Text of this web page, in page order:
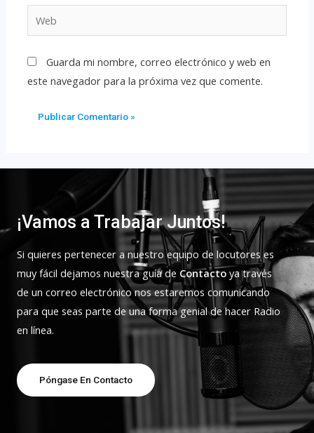
Guarda mi nombre, correo electrónico y web en
este navegador para la próxima vez que comente.
¡Vamos a Trabajar Juntos!
Si quieres pertenecer a nuestro equipo de locutores es
muy fácil dejamos nuestra guía de Contacto ya través
de un correo electrónico nos estaremos comunicando
para que seas parte de una forma genial de hacer Radio
en línea.
Póngase En Contacto